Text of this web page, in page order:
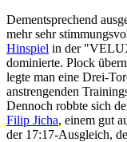
Dementsprechend
mehr sehr
Hinspiel in der
dominierte. Plock
legte man eine Drei-
anstrengenden
Dennoch robbte sich
Filip Jicha, einem gut
der 17:17-Ausgleich,